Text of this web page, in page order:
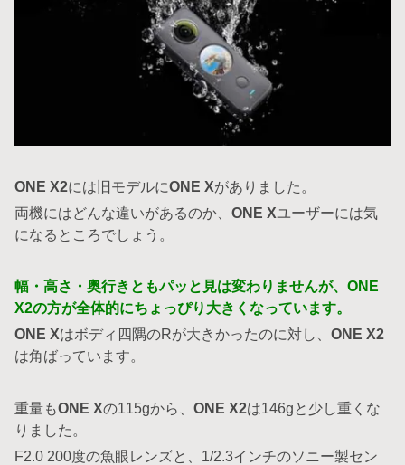
ONE X2には旧モデルにONE Xがありました。
両機にはどんな違いがあるのか、 ONE Xユーザーには気
になるところでしょう。
幅・高さ・奥行きともパッと見は変わりませんが、ONE
X2の方が全体的にちょっぴり大きくなっています。
ONE Xはボディ四隅のRが大きかったのに対し、 ONE X2
は角ばっています。
重量もONE Xの115gから、 ONE X2は146gと少し重くな
りました。
F2.0 200度の魚眼レンズと、1/2.3インチのソニー製セン